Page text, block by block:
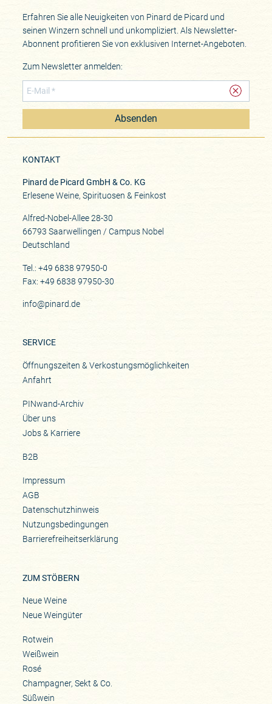
Erfahren Sie alle Neuigkeiten von Pinard de Picard und
seinen Winzern schnell und unkompliziert. Als Newsletter-
Abonnent profitieren Sie von exklusiven Internet-Angeboten.
Zum Newsletter anmelden:
Absenden
KONTAKT
Pinard de Picard GmbH & Co. KG
Erlesene Weine, Spirituosen & Feinkost
Alfred-Nobel-Allee 28-30
66793 Saarwellingen / Campus Nobel
Deutschland
Tel.: +49 6838 97950-0
Fax: +49 6838 97950-30
info@pinard.de
SERVICE
Öffnungszeiten & Verkostungsmöglichkeiten
Anfahrt
PINwand-Archiv
Über uns
Jobs & Karriere
B2B
Impressum
AGB
Datenschutzhinweis
Nutzungsbedingungen
Barrierefreiheitserklärung
ZUM STÖBERN
Neue Weine
Neue Weingüter
Rotwein
Weißwein
Rosé
Champagner, Sekt & Co.
Süßwein